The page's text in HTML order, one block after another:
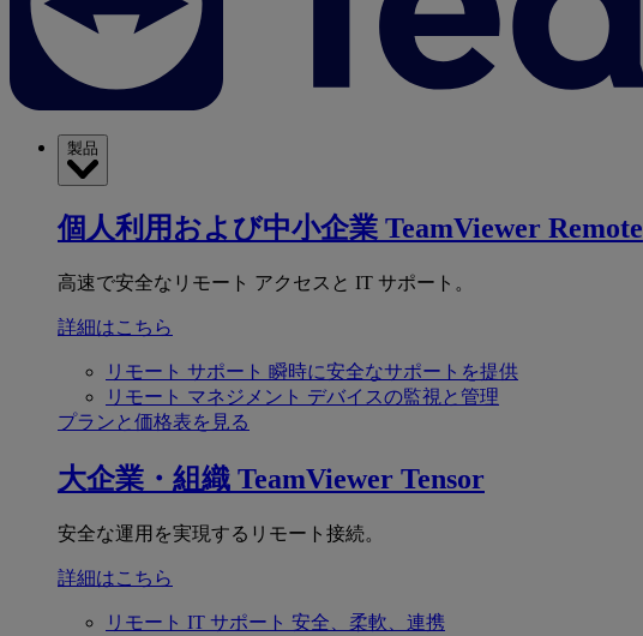
製品
個人利用および中小企業 TeamViewer Remote
高速で安全なリモート アクセスと IT サポート。
詳細はこちら
リモート サポート 瞬時に安全なサポートを提供
リモート マネジメント デバイスの監視と管理
プランと価格表を見る
大企業・組織 TeamViewer Tensor
安全な運用を実現するリモート接続。
詳細はこちら
リモート IT サポート 安全、柔軟、連携